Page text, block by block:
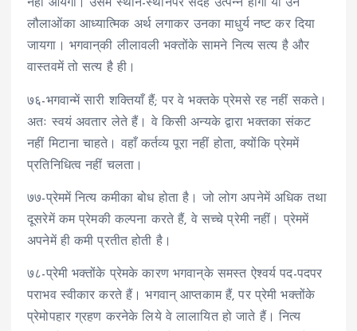
नहीं आयेगा। उसमें स्थान-स्थानपर संदेह उत्पन्न होगा या उन
लौलाओंका आध्यात्मिक अर्थ लगाकर उनका माधुर्य नष्ट कर दिया
जायगा। भगवान्‌की लीलावली भक्तोंके सामने नित्य सत्य है और
वास्तवमें तो सत्य है ही।
७६-भगवान्में सारी शक्तियाँ हैं; पर वे भक्तके प्रेमसे रह नहीं सकते।
अतः स्वयं अवतार लेते हैं। वे किसी अन्यके द्वारा भक्तका संकट
नहीं मिटाना चाहते। वहाँ कर्तव्य पूरा नहीं होता, क्योंकि प्रेममें
प्रतिनिधित्व नहीं चलता।
७७-प्रेममें नित्य कमीका बोध होता है। जो लोग अपनेमें अधिक तथा
दूसरेमें कम प्रेमकी कल्पना करते हैं, वे सच्चे प्रेमी नहीं। प्रेममें
अपनेमें ही कमी प्रतीत होती है।
७८-प्रेमी भक्तोंके प्रेमके कारण भगवान्‌के समस्त ऐश्वर्य पद-पदपर
पराभव स्वीकार करते हैं। भगवान् आप्तकाम हैं, पर प्रेमी भक्तोंके
प्रेमोपहार ग्रहण करनेके लिये वे लालायित हो जाते हैं। नित्य